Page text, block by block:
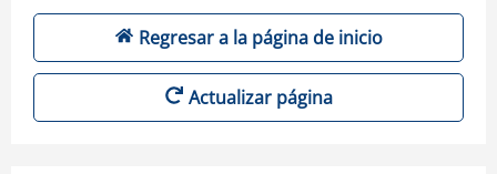
Regresar a la página de inicio
Actualizar página